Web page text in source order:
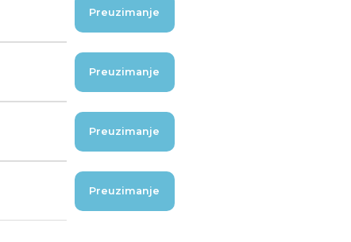
Preuzimanje
Preuzimanje
Preuzimanje
Preuzimanje